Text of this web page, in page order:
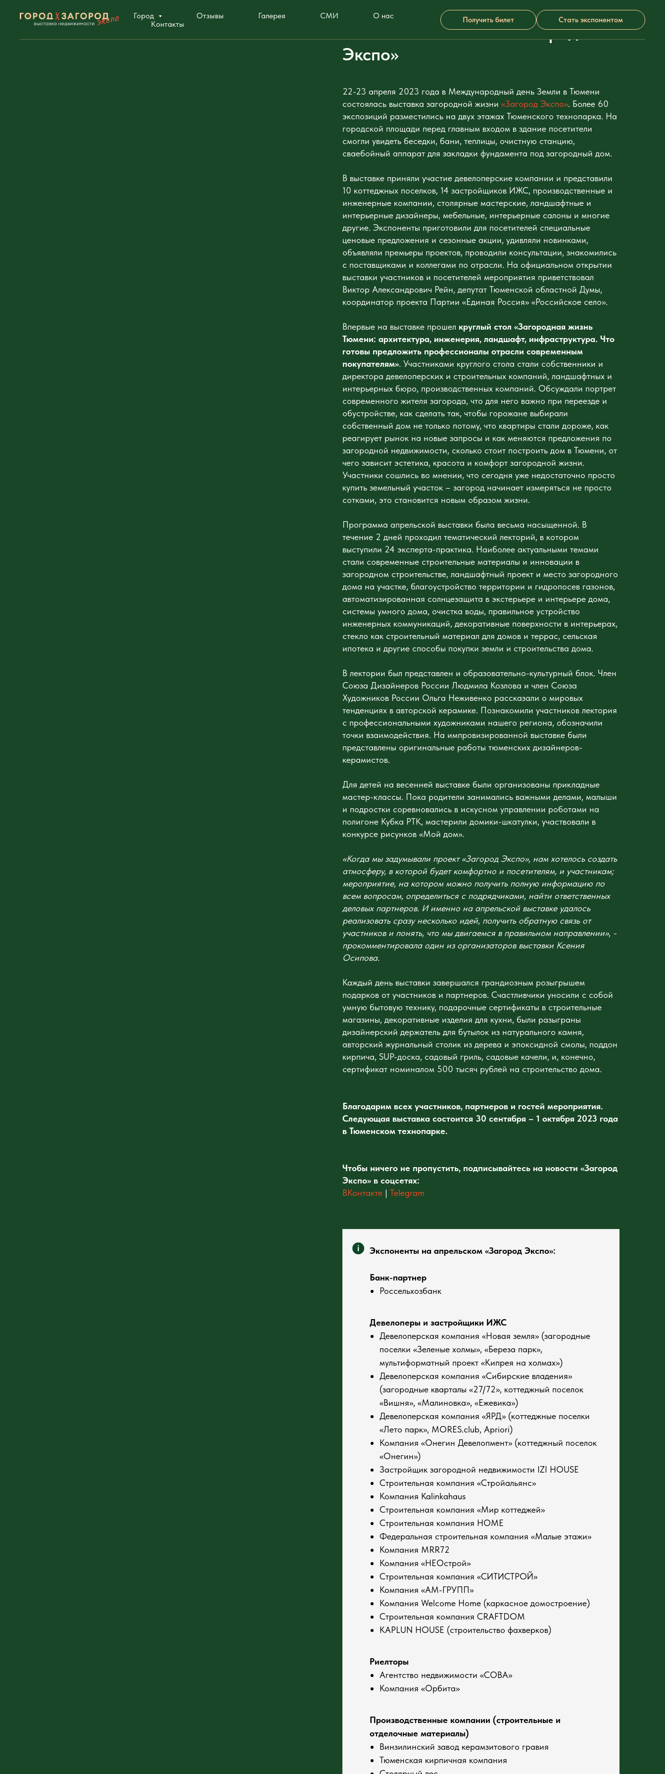
Город Отзывы Галерея СМИ
О нас
Контакты
Получить билет Стать экспонентом
Не просто сотки, а среда
обитания. Весна на «Загород
Экспо»
22-23 апреля 2023 года в Международный день Земли в Тюмени
состоялась выставка загородной жизни «Загород Экспо». Более 60
экспозиций разместились на двух этажах Тюменского технопарка. На
городской площади перед главным входом в здание посетители
смогли увидеть беседки, бани, теплицы, очистную станцию,
сваебойный аппарат для закладки фундамента под загородный дом.
В выставке приняли участие девелоперские компании и представили
10 коттеджных поселков, 14 застройщиков ИЖС, производственные и
инженерные компании, столярные мастерские, ландшафтные и
интерьерные дизайнеры, мебельные, интерьерные салоны и многие
другие. Экспоненты приготовили для посетителей специальные
ценовые предложения и сезонные акции, удивляли новинками,
объявляли премьеры проектов, проводили консультации, знакомились
с поставщиками и коллегами по отрасли. На официальном открытии
выставки участников и посетителей мероприятия приветствовал
Виктор Александрович Рейн, депутат Тюменской областной Думы,
координатор проекта Партии «Единая Россия» «Российское село».
Впервые на выставке прошел круглый стол «Загородная жизнь
Тюмени: архитектура, инженерия, ландшафт, инфраструктура. Что
готовы предложить профессионалы отрасли современным
покупателям». Участниками круглого стола стали собственники и
директора девелоперских и строительных компаний, ландшафтных и
интерьерных бюро, производственных компаний. Обсуждали портрет
современного жителя загорода, что для него важно при переезде и
обустройстве, как сделать так, чтобы горожане выбирали
собственный дом не только потому, что квартиры стали дороже, как
реагирует рынок на новые запросы и как меняются предложения по
загородной недвижимости, сколько стоит построить дом в Тюмени, от
чего зависит эстетика, красота и комфорт загородной жизни.
Участники сошлись во мнении, что сегодня уже недостаточно просто
купить земельный участок – загород начинает измеряться не просто
сотками, это становится новым образом жизни.
Программа апрельской выставки была весьма насыщенной. В
течение 2 дней проходил тематический лекторий, в котором
выступили 24 эксперта-практика. Наиболее актуальными темами
стали современные строительные материалы и инновации в
загородном строительстве, ландшафтный проект и место загородного
дома на участке, благоустройство территории и гидропосев газонов,
автоматизированная солнцезащита в экстерьере и интерьере дома,
системы умного дома, очистка воды, правильное устройство
инженерных коммуникаций, декоративные поверхности в интерьерах,
стекло как строительный материал для домов и террас, сельская
ипотека и другие способы покупки земли и строительства дома.
В лектории был представлен и образовательно-культурный блок. Член
Союза Дизайнеров России Людмила Козлова и член Союза
Художников России Ольга Неживенко рассказали о мировых
тенденциях в авторской керамике. Познакомили участников лектория
с профессиональными художниками нашего региона, обозначили
точки взаимодействия. На импровизированной выставке были
представлены оригинальные работы тюменских дизайнеров-
керамистов.
Для детей на весенней выставке были организованы прикладные
мастер-классы. Пока родители занимались важными делами, малыши
и подростки соревновались в искусном управлении роботами на
полигоне Кубка РТК, мастерили домики-шкатулки, участвовали в
конкурсе рисунков «Мой дом».
«Когда мы задумывали проект «Загород Экспо», нам хотелось создать
атмосферу, в которой будет комфортно и посетителям, и участникам;
мероприятие, на котором можно получить полную информацию по
всем вопросам, определиться с подрядчиками, найти ответственных
деловых партнеров. И именно на апрельской выставке удалось
реализовать сразу несколько идей, получить обратную связь от
участников и понять, что мы двигаемся в правильном направлении», -
прокомментировала один из организаторов выставки Ксения
Осипова.
Каждый день выставки завершался грандиозным розыгрышем
подарков от участников и партнеров. Счастливчики уносили с собой
умную бытовую технику, подарочные сертификаты в строительные
магазины, декоративные изделия для кухни, были разыграны
дизайнерский держатель для бутылок из натурального камня,
авторский журнальный столик из дерева и эпоксидной смолы, поддон
кирпича, SUP-доска, садовый гриль, садовые качели, и, конечно,
сертификат номиналом 500 тысяч рублей на строительство дома.
Благодарим всех участников, партнеров и гостей мероприятия.
Следующая выставка состоится 30 сентября – 1 октября 2023 года
в Тюменском технопарке.
Чтобы ничего не пропустить, подписывайтесь на новости «Загород
Экспо» в соцсетях:
ВКонтакте | Telegram
Экспоненты на апрельском «Загород Экспо»:
Банк-партнер
Россельхозбанк
Девелоперы и застройщики ИЖС
Девелоперская компания «Новая земля» (загородные
поселки «Зеленые холмы», «Береза парк»,
мультиформатный проект «Кипрея на холмах»)
Девелоперская компания «Сибирские владения»
(загородные кварталы «27/72», коттеджный поселок
«Вишня», «Малиновка», «Ежевика»)
Девелоперская компания «ЯРД» (коттеджные поселки
«Лето парк», MORES.club, Apriori)
Компания «Онегин Девелопмент» (коттеджный поселок
«Онегин»)
Застройщик загородной недвижимости IZI HOUSE
Строительная компания «Стройальянс»
Компания Kalinkahaus
Строительная компания «Мир коттеджей»
Строительная компания HOME
Федеральная строительная компания «Малые этажи»
Компания MRR72
Компания «НЕОстрой»
Строительная компания «СИТИСТРОЙ»
Компания «АМ-ГРУПП»
Компания Welcome Home (каркасное домостроение)
Строительная компания CRAFTDOM
KAPLUN HOUSE (строительство фахверков)
Риелторы
Агентство недвижимости «СОВА»
Компания «Орбита»
Производственные компании (строительные и
отделочные материалы)
Винзилинский завод керамзитового гравия
Тюменская кирпичная компания